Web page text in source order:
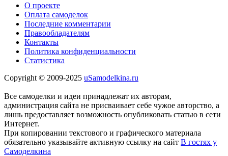
О проекте
Оплата самоделок
Последние комментарии
Правообладателям
Контакты
Политика конфиденциальности
Статистика
Copyright © 2009-2025 uSamodelkina.ru
Все самоделки и идеи принадлежат их авторам,
администрация сайта не присваивает себе чужое авторство, а
лишь предоставляет возможность опубликовать статью в сети
Интернет.
При копировании текстового и графического материала
обязательно указывайте активную ссылку на сайт В гостях у
Самоделкина